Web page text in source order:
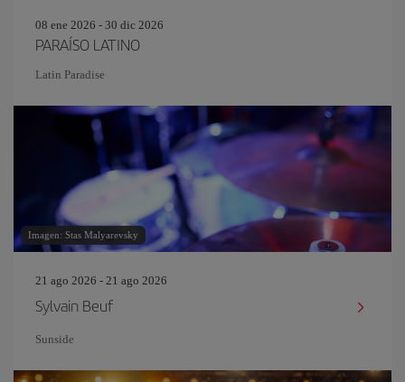
08 ene 2026 - 30 dic 2026
PARAÍSO LATINO
Latin Paradise
Imagen: Stas Malyarevsky
21 ago 2026 - 21 ago 2026
Sylvain Beuf
Sunside